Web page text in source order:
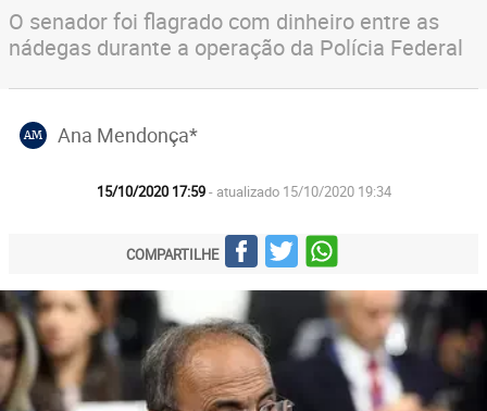
O senador foi flagrado com dinheiro entre as
nádegas durante a operação da Polícia Federal
AM Ana Mendonça*
15/10/2020 17:59- atualizado 15/10/2020 19:34
COMPARTILHE